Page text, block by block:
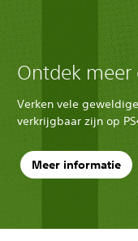
Ontdek
Verken vele
verkrijgbaar zijn op
Meer informatie